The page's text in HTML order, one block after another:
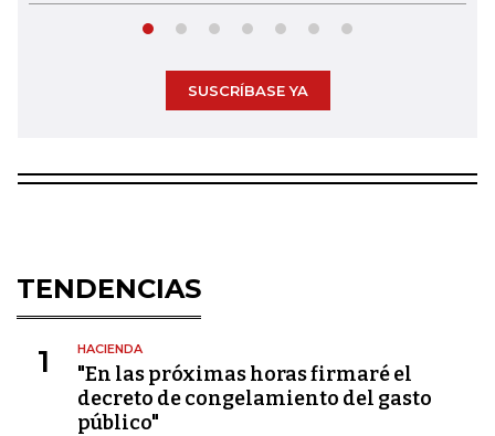
SUSCRÍBASE YA
TENDENCIAS
1 HACIENDA
"En las próximas horas firmaré el
decreto de congelamiento del gasto
público"